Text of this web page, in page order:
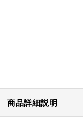
商品詳細説明